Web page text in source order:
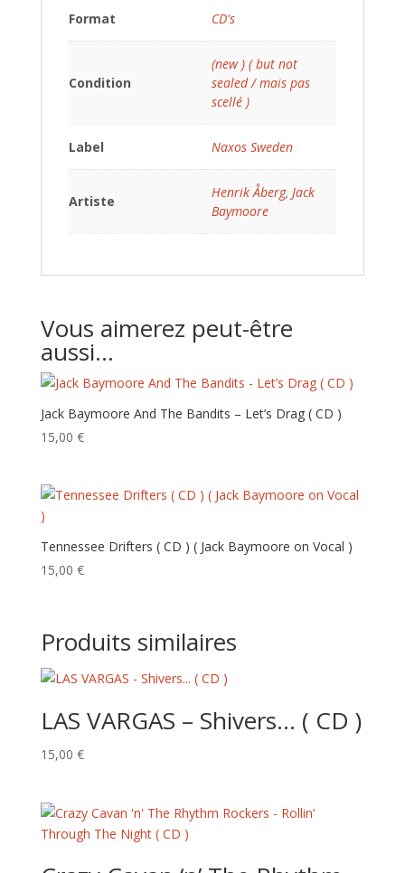
Format CD's
Condition
(new ) ( but not
sealed / mais pas
scellé )
Label Naxos Sweden
Artiste
Henrik Åberg, Jack
Baymoore
Vous aimerez peut-être
aussi…
Jack Baymoore And The Bandits – Let’s Drag ( CD )
15,00 €
Tennessee Drifters ( CD ) ( Jack Baymoore on Vocal )
15,00 €
Produits similaires
LAS VARGAS – Shivers… ( CD )
15,00 €